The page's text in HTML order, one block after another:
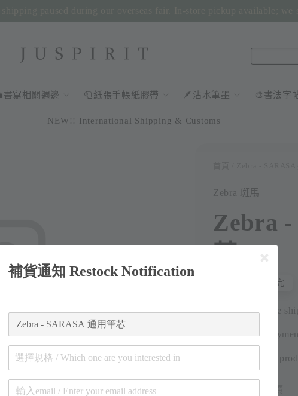
書寫相關週邊 🧻紙張手帳紙膠帶 🪶沾水筆墨 🎨書法字
NEW!! International Shipping & Customs
Zebra 斑馬
Zebra
芯
售完
Worldwide
Secure
Authentic
補貨通知 Restock Notification
選擇規格 / Which one are you interested in